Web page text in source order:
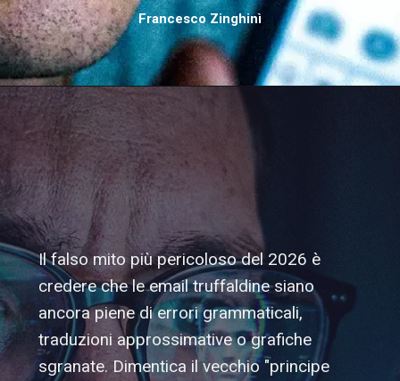
Francesco Zinghinì
Il falso mito più pericoloso del 2026 è
credere che le email truffaldine siano
ancora piene di errori grammaticali,
traduzioni approssimative o grafiche
sgranate. Dimentica il vecchio "principe